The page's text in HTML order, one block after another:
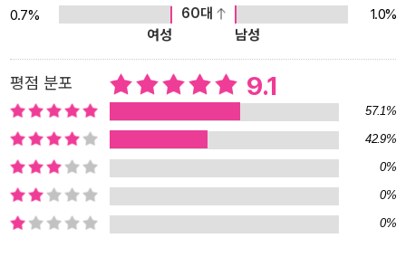
각자의 영역을 지키면서도 서로 함께할 수 있다고 생각합니다.” 「인터
뷰 서이제 × 양순모」에서 “조용한 식물까지 미워하는 나의 마음은 도
대체 얼마나 작아진 걸까. 여섯 평짜리 반지하 방만큼?” 제6회 황산
벌청년문학상을 받으며 뛰어난 기량을 선보인 이서수의 「미조의 시
대」는 핍진한 인물 묘사를 통해 소유격으로 이 시대를 호명한다. ‘미
조’는 여섯번째 회사 면접을 보고 낙담하며 돌아오는 길에 재건축으
로 집을 빼달라는 연락을 받지만, 5천만 원으로 서울에서 엄마와 함
께 살 집을 구하기란 요원하다. “각자 그 자리에서 독립적으로” 사는
것조차 버거운 현실은 비좁은 방에서 눈치 없이 쑥쑥 자라는 고구마
0.7%
60대
1.0%
여성
남성
평점 분포 9.1
57.1%
42.9%
0%
0%
0%